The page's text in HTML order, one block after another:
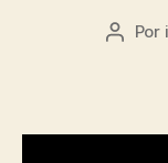
Autor
Por